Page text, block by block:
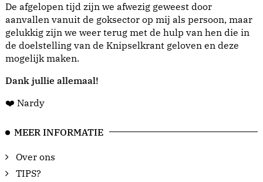
De afgelopen tijd zijn we afwezig geweest door
aanvallen vanuit de goksector op mij als persoon, maar
gelukkig zijn we weer terug met de hulp van hen die in
de doelstelling van de Knipselkrant geloven en deze
mogelijk maken.
Dank jullie allemaal!
❤️ Nardy
MEER INFORMATIE
Over ons
TIPS?